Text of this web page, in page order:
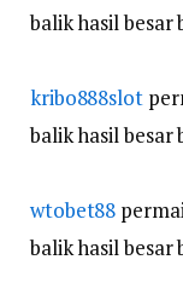
balik hasil besar
kribo888slot
balik hasil besar
wtobet88
balik hasil besar